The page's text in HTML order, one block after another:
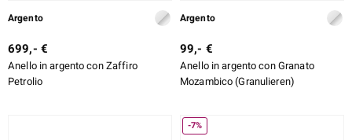
Argento
699,- €
Anello in argento con Zaffiro
Petrolio
Argento
99,- €
Anello in argento con Granato
Mozambico (Granulieren)
-7%